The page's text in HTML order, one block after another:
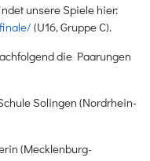
unsere Spiele hier:
(U16, Gruppe C).
die Paarungen
Solingen (Nordrhein-
(Mecklenburg-